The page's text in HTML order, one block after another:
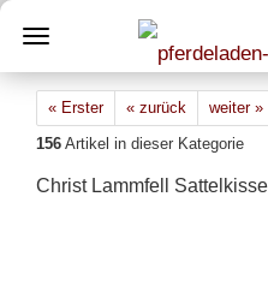
« Erster « zurück weiter »
156 Artikel in dieser Kategorie
Christ Lammfell